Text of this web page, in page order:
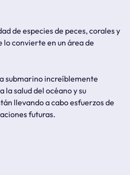
de especies de peces, corales y
convierte en un área de
submarino increíblemente
salud del océano y su
llevando a cabo esfuerzos de
futuras.